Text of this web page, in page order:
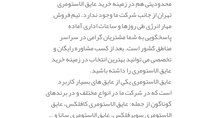
محدودیتی هم در زمینه خرید عایق الاستومری
تهران از جانب شرکت ما وجود ندارد. تیم فروش
مهار انرژی طی روزها و ساعات اداری آماده
پاسخگویی به شما مشتریان گرامی در سراسر
مناطق کشور است. بعد از کسب مشاوره رایگان و
تخصصی می توانید بهترین انتخاب در زمینه خرید
عایق الاستومری را داشته باشید.
عایق الاستومری یکی از عایق های بسیار کاربرد
است که در شرکت ما در انواع مختلف و در برندهای
گوناگون از جمله: عایق الاستومری کافلکس، عایق
الاستومری سوپرفلکس، عایق الاستومری سانا و …